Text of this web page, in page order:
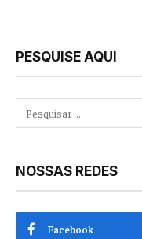
PESQUISE AQUI
NOSSAS REDES
Facebook